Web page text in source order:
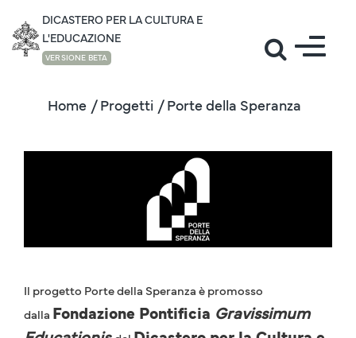
DICASTERO PER LA CULTURA E
L'EDUCAZIONE
VERSIONE BETA
Home / Progetti / Porte della Speranza
Il progetto Porte della Speranza è promosso
dalla Fondazione Pontificia Gravissimum